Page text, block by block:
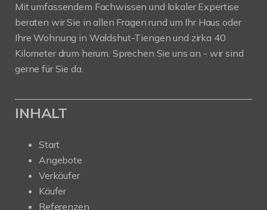
Mit umfassendem Fachwissen und lokaler Expertise
beraten wir Sie in allen Fragen rund um Ihr Haus oder
Ihre Wohnung in Waldshut-Tiengen und zirka 40
Kilometer drum herum. Sprechen Sie uns an - wir sind
gerne für Sie da.
INHALT
Start
Angebote
Verkäufer
Käufer
Referenzen